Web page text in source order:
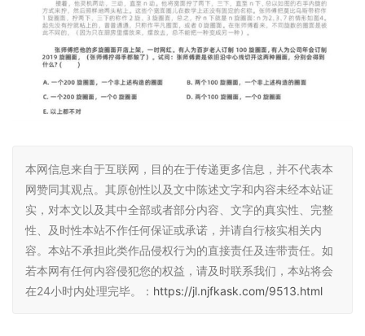
本网信息来自于互联网，目的在于传递更多信息，并不代表本
网赞同其观点。其原创性以及文中陈述文字和内容未经本站证
实，对本文以及其中全部或者部分内容、文字的真实性、完整
性、及时性本站不作任何保证或承诺，并请自行核实相关内
容。本站不承担此类作品侵权行为的直接责任及连带责任。如
若本网有任何内容侵犯您的权益，请及时联系我们，本站将会
在24小时内处理完毕。： https://jl.njfkask.com/9513.html